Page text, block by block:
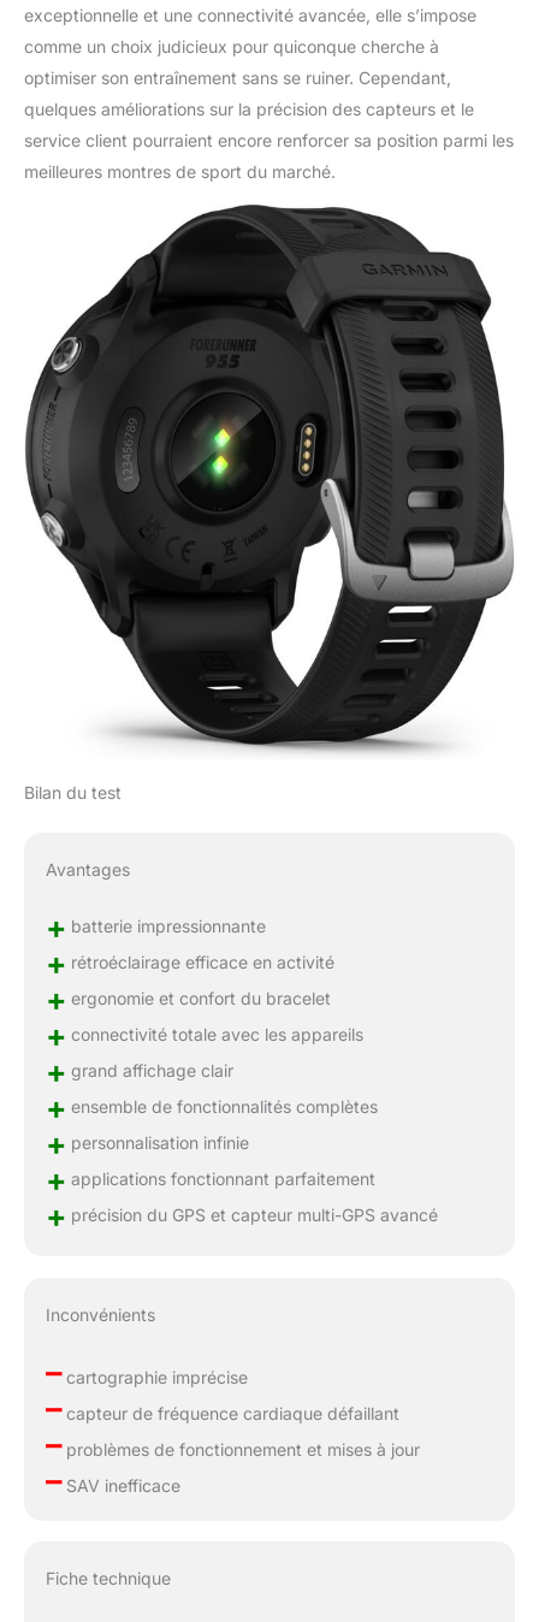
exceptionnelle et une connectivité avancée, elle s’impose
comme un choix judicieux pour quiconque cherche à
optimiser son entraînement sans se ruiner. Cependant,
quelques améliorations sur la précision des capteurs et le
service client pourraient encore renforcer sa position parmi les
meilleures montres de sport du marché.
Bilan du test
Avantages
+ batterie impressionnante
+ rétroéclairage efficace en activité
+ ergonomie et confort du bracelet
+ connectivité totale avec les appareils
+ grand affichage clair
+ ensemble de fonctionnalités complètes
+ personnalisation infinie
+ applications fonctionnant parfaitement
+ précision du GPS et capteur multi-GPS avancé
Inconvénients
–cartographie imprécise
–capteur de fréquence cardiaque défaillant
–problèmes de fonctionnement et mises à jour
–SAV inefficace
Fiche technique